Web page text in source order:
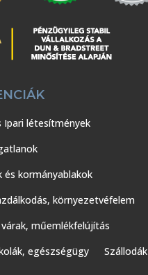
Ipari létesítmények
és kormányablakok
környezetvéfelem
műemlékfelújítás
egészségügy
Szállodák